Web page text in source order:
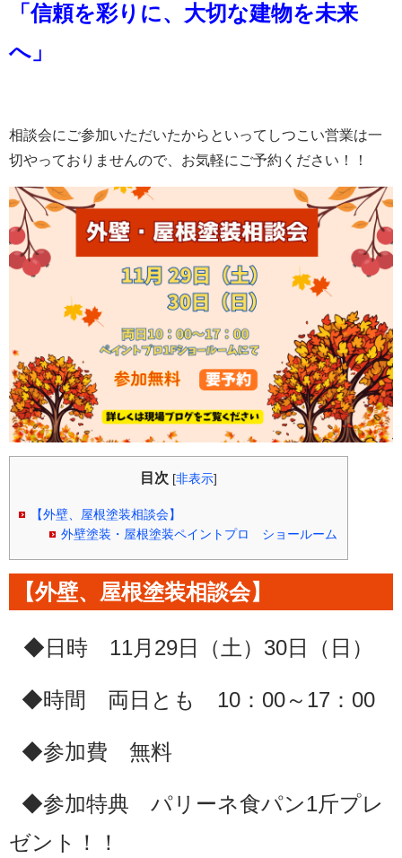
「信頼を彩りに、大切な建物を未来
へ」
相談会にご参加いただいたからといってしつこい営業は一
切やっておりませんので、お気軽にご予約ください！！
目次 [非表示]
【外壁、屋根塗装相談会】
外壁塗装・屋根塗装ペイントプロ ショールーム
【外壁、屋根塗装相談会】
◆日時 11月29日（土）30日（日）
◆時間 両日とも 10：00～17：00
◆参加費 無料
◆参加特典 パリーネ食パン1斤プレ
ゼント！！